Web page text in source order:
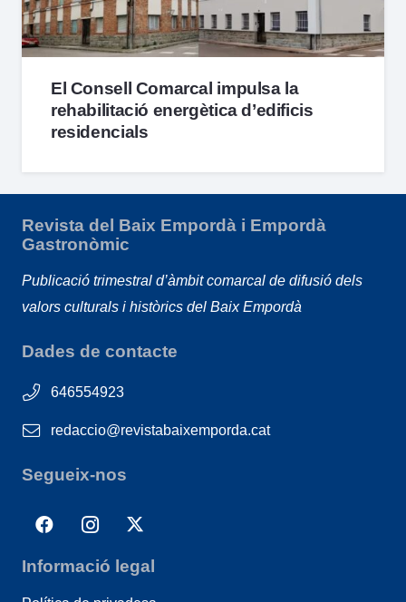
El Consell Comarcal impulsa la
rehabilitació energètica d’edificis
residencials
Revista del Baix Empordà i Empordà
Gastronòmic
Publicació trimestral d’àmbit comarcal de difusió dels
valors culturals i històrics del Baix Empordà
Dades de contacte
646554923
redaccio@revistabaixemporda.cat
Segueix-nos
Informació legal